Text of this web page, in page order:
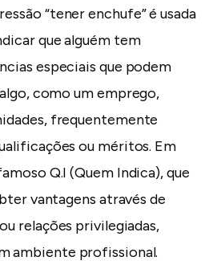
“tener enchufe” é usada
que alguém tem
especiais que podem
como um emprego,
frequentemente
ou méritos. Em
Q.I (Quem Indica), que
vantagens através de
relações privilegiadas,
ambiente profissional.